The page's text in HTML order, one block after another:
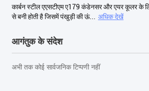
कार्बन स्टील एएसटीएम ए179 कंडेनसर और एयर कूलर के
से बनी होती है जिसमें पंखुड़ी की ऊं... अधिक देखें
आगंतुक के संदेश
अभी तक कोई सार्वजनिक टिप्पणी नहीं